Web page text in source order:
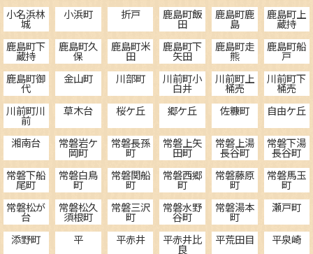
小名浜林
城
小浜町 折戸 鹿島町飯
田
鹿島町鹿
島
鹿島町上
蔵持
鹿島町下
蔵持
鹿島町久
保
鹿島町米
田
鹿島町下
矢田
鹿島町走
熊
鹿島町船
戸
鹿島町御
代
金山町 川部町 川前町小
白井
川前町上
桶売
川前町下
桶売
川前町川
前
草木台 桜ケ丘 郷ケ丘 佐糠町 自由ケ丘
湘南台 常磐岩ケ
岡町
常磐長孫
町
常磐上矢
田町
常磐上湯
長谷町
常磐下湯
長谷町
常磐下船
尾町
常磐白鳥
町
常磐関船
町
常磐西郷
町
常磐藤原
町
常磐馬玉
町
常磐松が
台
常磐松久
須根町
常磐三沢
町
常磐水野
谷町
常磐湯本
町
瀬戸町
添野町 平 平赤井 平赤井比
良
平荒田目 平泉崎